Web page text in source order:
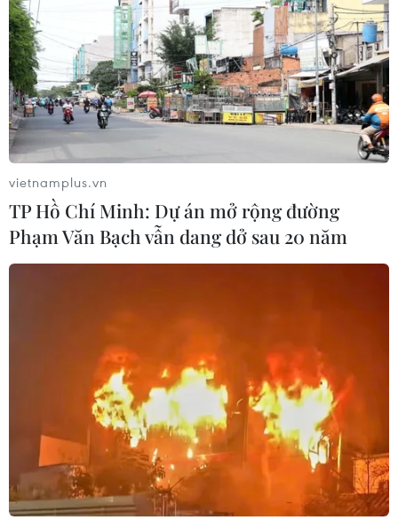
thượng đỉnh liên Triều
Người Phát ngôn Bộ Ngoại giao Lê Thị Thu Hằng cho
biết Việt Nam đánh giá cao những nỗ lực của Hàn
Quốc và Triều Tiên trong việc tổ chức thành công Hội
đàm thượng đỉnh liên Triều.
vietnamplus.vn
TP Hồ Chí Minh: Dự án mở rộng đường
Phạm Văn Bạch vẫn dang dở sau 20 năm